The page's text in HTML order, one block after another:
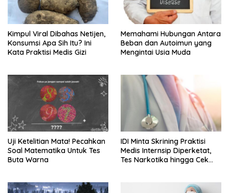
Kimpul Viral Dibahas Netijen,
Konsumsi Apa Sih Itu? Ini
Kata Praktisi Medis Gizi
Memahami Hubungan Antara
Beban dan Autoimun yang
Mengintai Usia Muda
Uji Ketelitian Mata! Pecahkan
Soal Matematika Untuk Tes
Buta Warna
IDI Minta Skrining Praktisi
Medis Internsip Diperketat,
Tes Narkotika hingga Cek